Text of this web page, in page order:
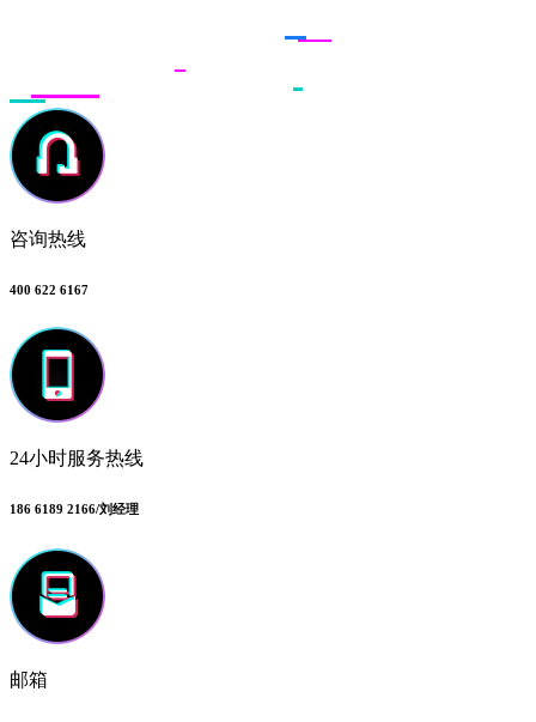
咨询热线
400 622 6167
24小时服务热线
186 6189 2166/刘经理
邮箱